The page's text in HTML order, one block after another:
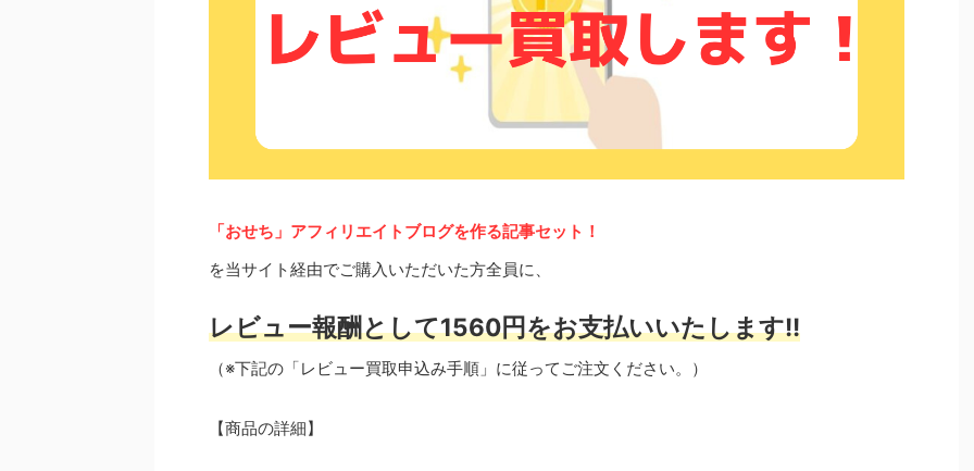
「おせち」アフィリエイトブログを作る記事セット！
を当サイト経由でご購入いただいた方全員に、
レビュー報酬として1560円をお支払いいたします!!
（※下記の「レビュー買取申込み手順」に従ってご注文ください。）
【商品の詳細】